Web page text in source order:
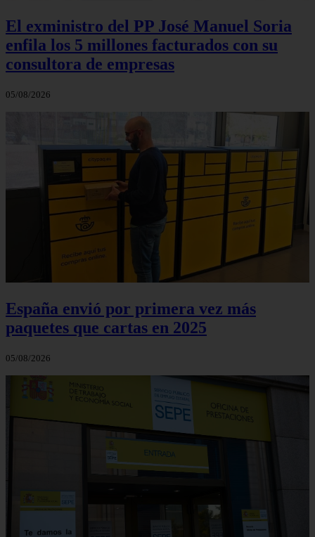
El exministro del PP José Manuel Soria
enfila los 5 millones facturados con su
consultora de empresas
05/08/2026
España envió por primera vez más
paquetes que cartas en 2025
05/08/2026